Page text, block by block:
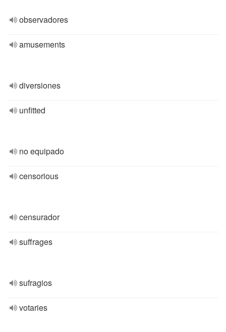
observadores
amusements
diversiones
unfitted
no equipado
censorious
censurador
suffrages
sufragios
votaries